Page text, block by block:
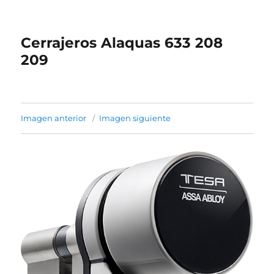
Cerrajeros Alaquas 633 208
209
Imagen anterior Imagen siguiente